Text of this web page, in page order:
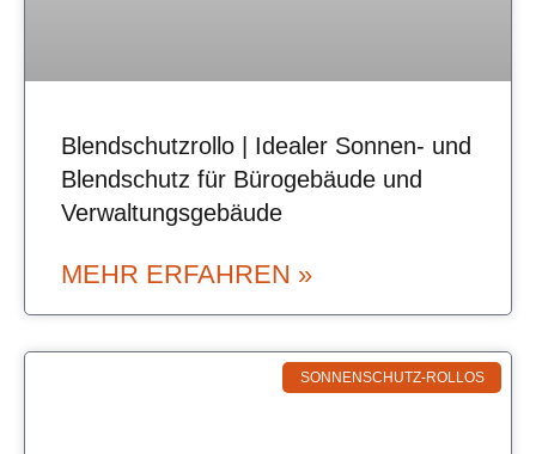
Blendschutzrollo | Idealer Sonnen- und
Blendschutz für Bürogebäude und
Verwaltungsgebäude
MEHR ERFAHREN »
SONNENSCHUTZ-ROLLOS